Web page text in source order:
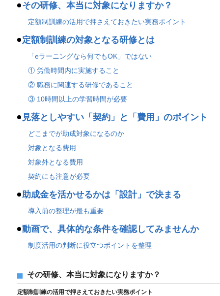
その研修、本当に対象になりますか？
定額制訓練の活用で押さえておきたい実務ポイント
定額制訓練の対象となる研修とは
「eラーニングなら何でもOK」ではない
① 労働時間内に実施すること
② 職務に関連する研修であること
③ 10時間以上の学習時間が必要
見落としやすい「契約」と「費用」のポイント
どこまでが助成対象になるのか
対象となる費用
対象外となる費用
契約にも注意が必要
助成金を活かせるかは「設計」で決まる
導入前の整理が最も重要
動画で、具体的な条件を確認してみませんか
制度活用の判断に役立つポイントを整理
その研修、本当に対象になりますか？
定額制訓練の活用で押さえておきたい実務ポイント